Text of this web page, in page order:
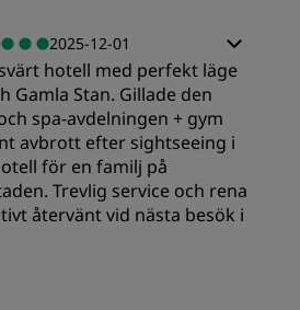
2025-12-01
hotell med perfekt läge
Gamla Stan. Gillade den
spa-avdelningen + gym
avbrott efter sightseeing i
för en familj på
Trevlig service och rena
återvänt vid nästa besök i